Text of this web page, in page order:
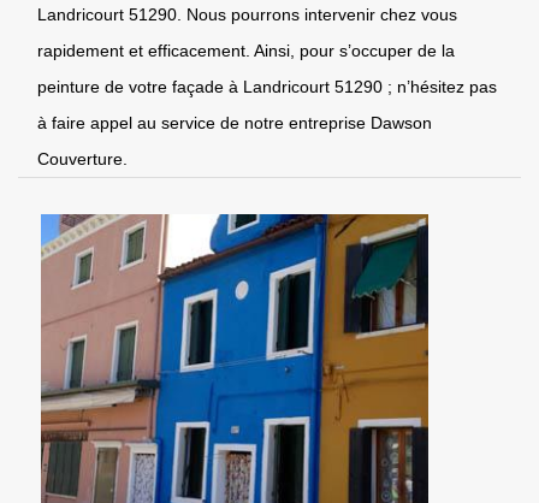
Landricourt 51290. Nous pourrons intervenir chez vous
rapidement et efficacement. Ainsi, pour s’occuper de la
peinture de votre façade à Landricourt 51290 ; n’hésitez pas
à faire appel au service de notre entreprise Dawson
Couverture.